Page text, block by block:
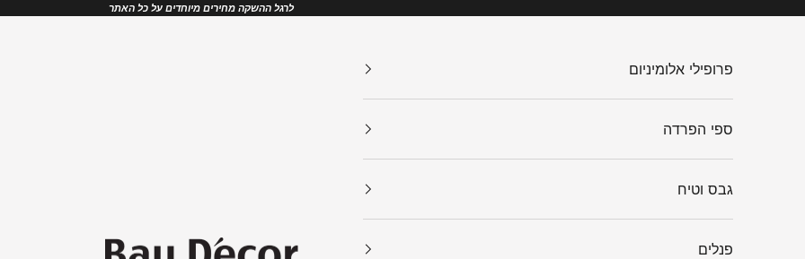
לרגל ההשקה מחירים מיוחדים על כל האתר
Bau Decor
פרופילי אלומיניום
ספי הפרדה
גבס וטיח
פנלים